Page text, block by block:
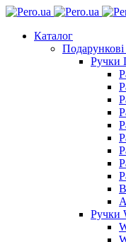
Каталог
Ручки
Ручки